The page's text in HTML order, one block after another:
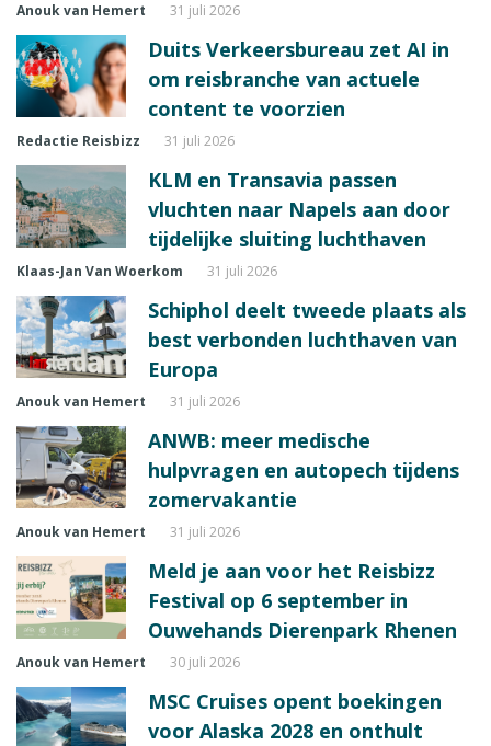
Anouk van Hemert 31 juli 2026
Duits Verkeersbureau zet AI in
om reisbranche van actuele
content te voorzien
Redactie Reisbizz 31 juli 2026
KLM en Transavia passen
vluchten naar Napels aan door
tijdelijke sluiting luchthaven
Klaas-Jan Van Woerkom 31 juli 2026
Schiphol deelt tweede plaats als
best verbonden luchthaven van
Europa
Anouk van Hemert 31 juli 2026
ANWB: meer medische
hulpvragen en autopech tijdens
zomervakantie
Anouk van Hemert 31 juli 2026
Meld je aan voor het Reisbizz
Festival op 6 september in
Ouwehands Dierenpark Rhenen
Anouk van Hemert 30 juli 2026
MSC Cruises opent boekingen
voor Alaska 2028 en onthult